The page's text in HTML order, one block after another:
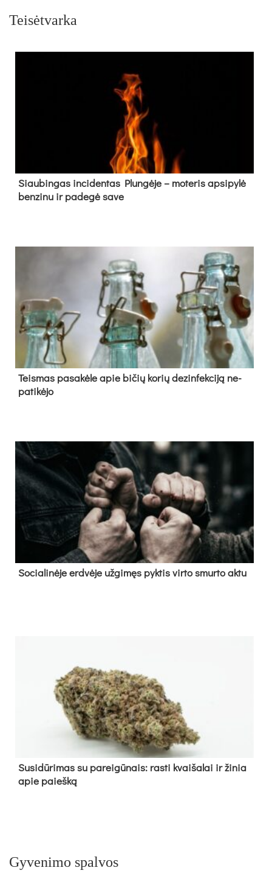
Teisėtvarka
Siau­bin­gas in­ci­den­tas Plun­gė­je – mo­te­ris ap­si­py­lė
ben­zi­nu ir pa­de­gė sa­ve
Teis­mas pa­sa­kė­le apie bi­čių ko­rių de­zin­fek­ci­ją ne­
pa­ti­kė­jo
So­cia­li­nė­je erd­vė­je už­gi­męs pyk­tis vir­to smur­to ak­tu
Su­si­dū­ri­mas su pa­rei­gū­nais: ras­ti kvai­ša­lai ir ži­nia
apie paieš­ką
Gyvenimo spalvos